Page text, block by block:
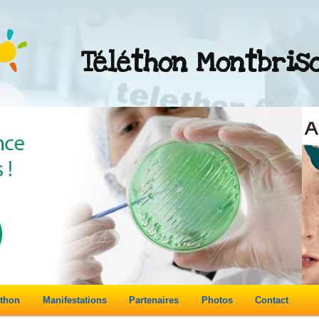
Téléthon
Manifestations Partenaires Photos Contact